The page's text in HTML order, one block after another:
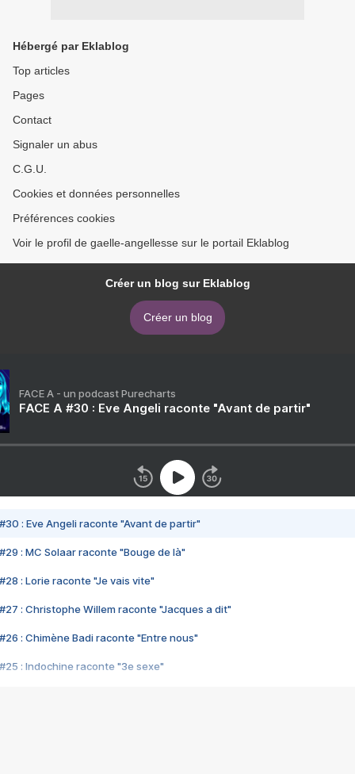
Hébergé par Eklablog
Top articles
Pages
Contact
Signaler un abus
C.G.U.
Cookies et données personnelles
Préférences cookies
Voir le profil de gaelle-angellesse sur le portail Eklablog
Créer un blog sur Eklablog
Créer un blog
FACE A - un podcast Purecharts
FACE A #30 : Eve Angeli raconte "Avant de partir"
#30 : Eve Angeli raconte "Avant de partir"
#29 : MC Solaar raconte "Bouge de là"
#28 : Lorie raconte "Je vais vite"
#27 : Christophe Willem raconte "Jacques a dit"
#26 : Chimène Badi raconte "Entre nous"
#25 : Indochine raconte "3e sexe"